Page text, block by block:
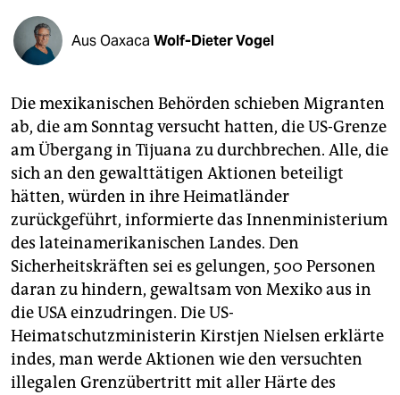
shop
fragen & hilfe
unterstützen
abo
genossenschaft
epaper login
Aus Oaxaca Wolf-Dieter Vogel
Die mexikanischen Behörden schieben Migranten
ab, die am Sonntag versucht hatten, die US-Grenze
am Übergang in Tijuana zu durchbrechen. Alle, die
sich an den gewalttätigen Aktionen beteiligt
hätten, würden in ihre Heimatländer
zurückgeführt, informierte das Innenministerium
des lateinamerikanischen Landes. Den
Sicherheitskräften sei es gelungen, 500 Personen
daran zu hindern, gewaltsam von Mexiko aus in
die USA einzudringen. Die US-
Heimatschutzministerin Kirstjen Nielsen erklärte
indes, man werde Aktionen wie den versuchten
illegalen Grenzübertritt mit aller Härte des